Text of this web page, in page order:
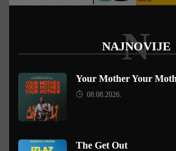
NAJNOVIJE
N
Your Mother Your
08.08.2026.
The Get Out